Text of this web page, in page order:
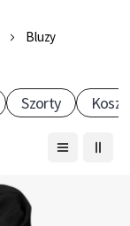
Bluzy
Szorty